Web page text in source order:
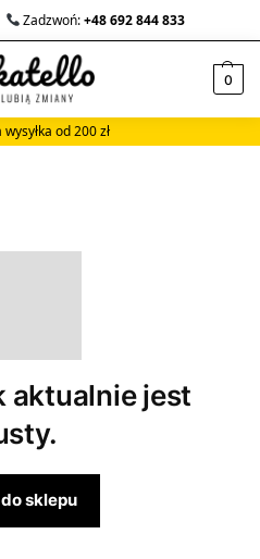
Zadzwoń:+48 692 844 833
0
wysyłka od 200 zł
aktualnie jest
sklepu